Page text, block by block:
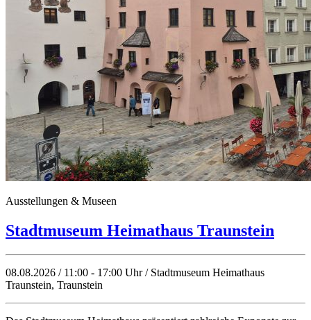
Ausstellungen & Museen
Stadtmuseum Heimathaus Traunstein
08.08.2026 / 11:00 - 17:00 Uhr / Stadtmuseum Heimathaus
Traunstein, Traunstein